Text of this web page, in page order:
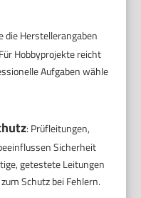
die Herstellerangaben
Hobbyprojekte reicht
Aufgaben wähle
: Prüfleitungen,
Sicherheit
getestete Leitungen
Schutz bei Fehlern.